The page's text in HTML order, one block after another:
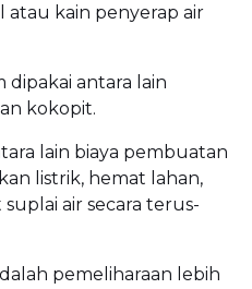
kain penyerap air
dipakai antara lain
kokopit.
lain biaya pembuatan
listrik, hemat lahan,
air secara terus-
pemeliharaan lebih